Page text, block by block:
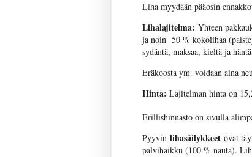
Liha myydään pääosin
Lihalajitelma: Yhteen
ja noin 50 % kokolihaa
sydäntä, maksaa, kieltä ja
Eräkoosta ym. voidaan aina
Hinta: Lajitelman hinta on
Erillishinnasto on sivulla
Pyyvin lihasäilykkeet ovat
palvihaikku (100 % nauta).